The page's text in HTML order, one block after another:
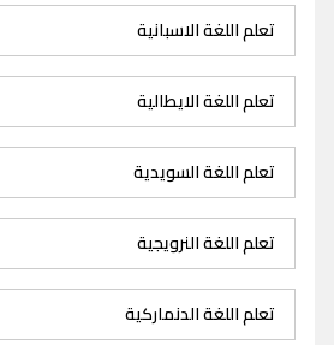
تعلم اللغة الاسبانية
تعلم اللغة الايطالية
تعلم اللغة السويدية
تعلم اللغة النرويجية
تعلم اللغة الدنماركية